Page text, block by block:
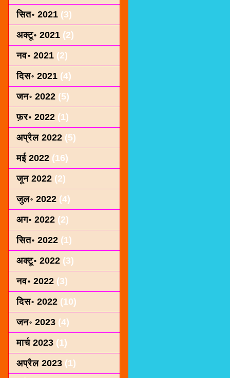
सित॰ 2021 (3)
अक्टू॰ 2021 (2)
नव॰ 2021 (2)
दिस॰ 2021 (4)
जन॰ 2022 (5)
फ़र॰ 2022 (1)
अप्रैल 2022 (5)
मई 2022 (16)
जून 2022 (2)
जुल॰ 2022 (4)
अग॰ 2022 (2)
सित॰ 2022 (1)
अक्टू॰ 2022 (3)
नव॰ 2022 (3)
दिस॰ 2022 (10)
जन॰ 2023 (4)
मार्च 2023 (1)
अप्रैल 2023 (1)